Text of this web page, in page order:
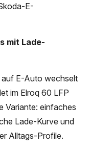
E-
mit Lade-
auf E-Auto wechselt
im Elroq 60 LFP
Variante: einfaches
Lade-Kurve und
Alltags-Profile.